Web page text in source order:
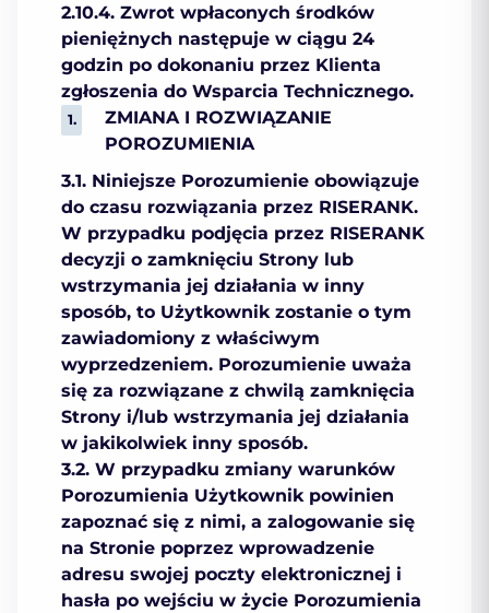
2.10.4. Zwrot wpłaconych środków
pieniężnych następuje w ciągu 24
godzin po dokonaniu przez Klienta
zgłoszenia do Wsparcia Technicznego.
ZMIANA I ROZWIĄZANIE
POROZUMIENIA
3.1. Niniejsze Porozumienie obowiązuje
do czasu rozwiązania przez RISERANK.
W przypadku podjęcia przez RISERANK
decyzji o zamknięciu Strony lub
wstrzymania jej działania w inny
sposób, to Użytkownik zostanie o tym
zawiadomiony z właściwym
wyprzedzeniem. Porozumienie uważa
się za rozwiązane z chwilą zamknięcia
Strony i/lub wstrzymania jej działania
w jakikolwiek inny sposób.
3.2. W przypadku zmiany warunków
Porozumienia Użytkownik powinien
zapoznać się z nimi, a zalogowanie się
na Stronie poprzez wprowadzenie
adresu swojej poczty elektronicznej i
hasła po wejściu w życie Porozumienia